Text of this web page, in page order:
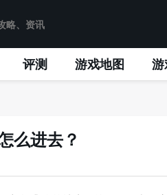
评测 游戏地图
么进去？